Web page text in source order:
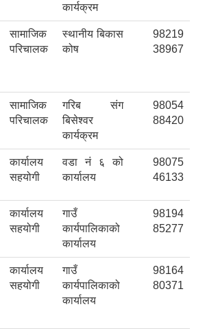
कार्यक्रम
सामाजिक
परिचालक
स्थानीय बिकास
कोष
98219
38967
सामाजिक
परिचालक
गरिब संग
बिसेश्वर
कार्यक्रम
98054
88420
कार्यालय
सहयोगी
वडा नं ६ को
कार्यालय
98075
46133
कार्यालय
सहयोगी
गाउँ
कार्यपालिकाको
कार्यालय
98194
85277
कार्यालय
सहयोगी
गाउँ
कार्यपालिकाको
कार्यालय
98164
80371